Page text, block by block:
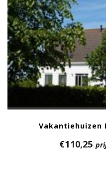
Vakantiehuizen
€110,25